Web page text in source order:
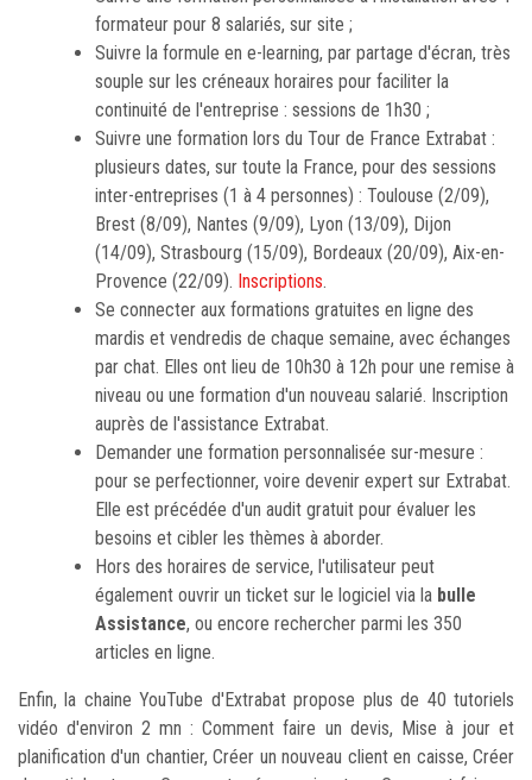
formateur pour 8 salariés, sur site ;
Suivre la formule en e-learning, par partage d'écran, très
souple sur les créneaux horaires pour faciliter la
continuité de l'entreprise : sessions de 1h30 ;
Suivre une formation lors du Tour de France Extrabat :
plusieurs dates, sur toute la France, pour des sessions
inter-entreprises (1 à 4 personnes) : Toulouse (2/09),
Brest (8/09), Nantes (9/09), Lyon (13/09), Dijon
(14/09), Strasbourg (15/09), Bordeaux (20/09), Aix-en-
Provence (22/09). Inscriptions.
Se connecter aux formations gratuites en ligne des
mardis et vendredis de chaque semaine, avec échanges
par chat. Elles ont lieu de 10h30 à 12h pour une remise à
niveau ou une formation d'un nouveau salarié. Inscription
auprès de l'assistance Extrabat.
Demander une formation personnalisée sur-mesure :
pour se perfectionner, voire devenir expert sur Extrabat.
Elle est précédée d'un audit gratuit pour évaluer les
besoins et cibler les thèmes à aborder.
Hors des horaires de service, l'utilisateur peut
également ouvrir un ticket sur le logiciel via la bulle
Assistance, ou encore rechercher parmi les 350
articles en ligne.
Enfin, la chaine YouTube d'Extrabat propose plus de 40 tutoriels
vidéo d'environ 2 mn : Comment faire un devis, Mise à jour et
planification d'un chantier, Créer un nouveau client en caisse, Créer